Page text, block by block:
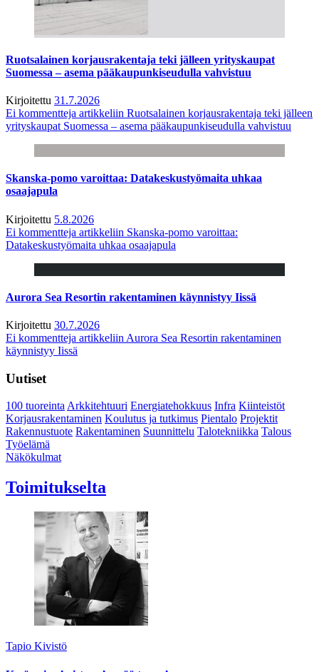
Ruotsalainen korjausrakentaja teki jälleen yrityskaupat
Suomessa – asema pääkaupunkiseudulla vahvistuu
Kirjoitettu 31.7.2026
Ei kommentteja artikkeliin Ruotsalainen korjausrakentaja teki jälleen
yrityskaupat Suomessa – asema pääkaupunkiseudulla vahvistuu
Skanska-pomo varoittaa: Datakeskustyömaita uhkaa
osaajapula
Kirjoitettu 5.8.2026
Ei kommentteja artikkeliin Skanska-pomo varoittaa:
Datakeskustyömaita uhkaa osaajapula
Aurora Sea Resortin rakentaminen käynnistyy Iissä
Kirjoitettu 30.7.2026
Ei kommentteja artikkeliin Aurora Sea Resortin rakentaminen
käynnistyy Iissä
Uutiset
100 tuoreintaArkkitehtuuri Energiatehokkuus Infra Kiinteistöt
Korjausrakentaminen Koulutus ja tutkimus Pientalo Projektit
Rakennustuote Rakentaminen Suunnittelu Talotekniikka Talous
Työelämä
Näkökulmat
Toimitukselta
Tapio Kivistö